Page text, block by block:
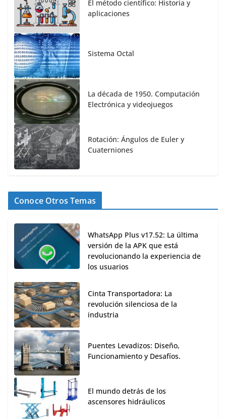
El método científico: Historia y
aplicaciones
Sistema Octal
La década de 1950. Computación
Electrónica y videojuegos
Rotación: Ángulos de Euler y
Cuaterniones
Conoce Otros Temas
WhatsApp Plus v17.52: La última
versión de la APK que está
revolucionando la experiencia de
los usuarios
Cinta Transportadora: La
revolución silenciosa de la
industria
Puentes Levadizos: Diseño,
Funcionamiento y Desafíos.
El mundo detrás de los
ascensores hidráulicos